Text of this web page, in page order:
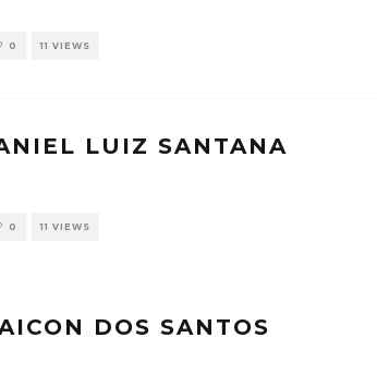
0 11 VIEWS
LUIZ SANTANA
0 11 VIEWS
DOS SANTOS